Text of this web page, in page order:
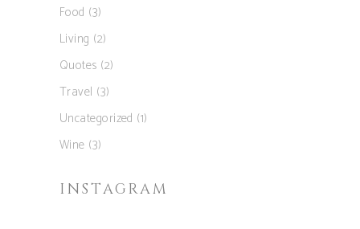
Food (3)
Living (2)
Quotes (2)
Travel (3)
Uncategorized (1)
Wine (3)
INSTAGRAM